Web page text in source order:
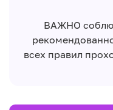
ВАЖНО
всех правил